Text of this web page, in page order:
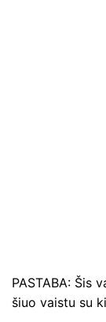
PASTABA: Šis
šiuo vaistu su